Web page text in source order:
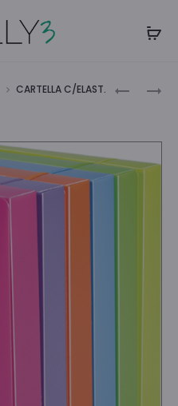
i
D.12
BLU
POUCH
100PZ
CARTELLA C/ELAST.